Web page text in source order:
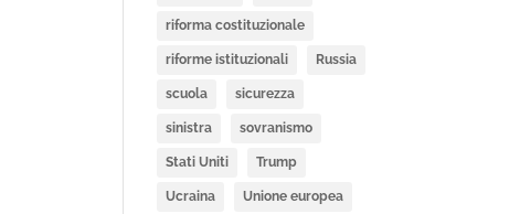
riforma costituzionale
riforme istituzionali Russia
scuola sicurezza
sinistra sovranismo
Stati Uniti Trump
Ucraina Unione europea